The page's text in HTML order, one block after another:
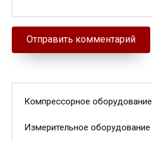
Компрессорное оборудование
Измерительное оборудование